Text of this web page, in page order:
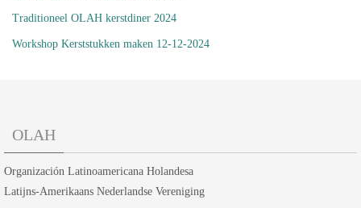
Traditioneel OLAH kerstdiner 2024
Workshop Kerststukken maken 12-12-2024
OLAH
Organización Latinoamericana Holandesa
Latijns-Amerikaans Nederlandse Vereniging